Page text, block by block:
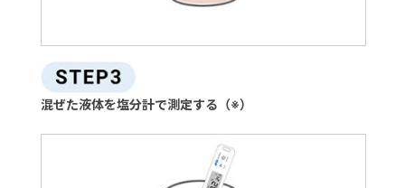
混ぜた液体を塩分計で測定する（※）